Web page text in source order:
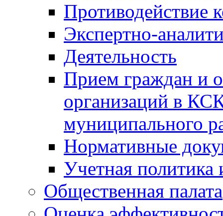
Противодействие
Экспертно-
Деятельность
Прием граждан и
организаций в
муниципального
Нормативные
Учетная политика
Общественная палата